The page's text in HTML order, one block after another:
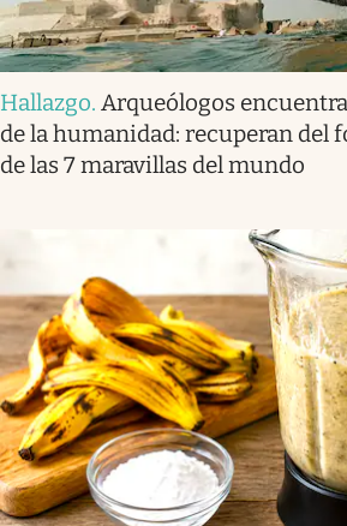
Hallazgo. Arqueólogos
de la humanidad: recuperan del
de las 7 maravillas del mundo